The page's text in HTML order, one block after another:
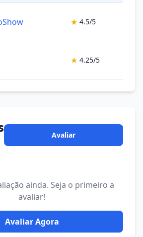
★ 4.5/5
★ 4.25/5
Avaliar
ainda. Seja o primeiro a
avaliar!
Avaliar Agora